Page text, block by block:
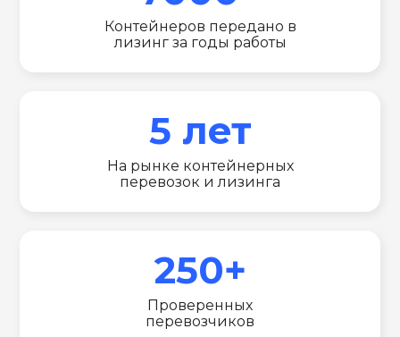
Контейнеров передано в
лизинг за годы работы
5 лет
На рынке контейнерных
перевозок и лизинга
250+
Проверенных
перевозчиков